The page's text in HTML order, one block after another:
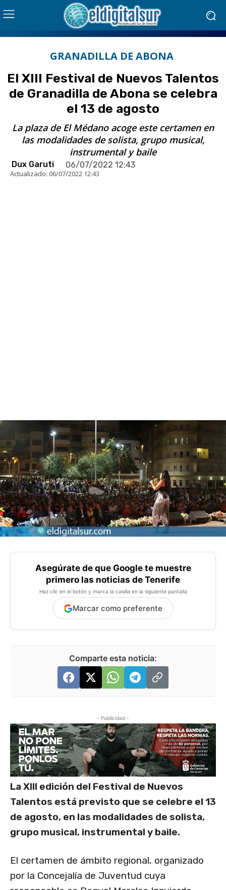
GRANADILLA DE ABONA
El XIII Festival de Nuevos Talentos
de Granadilla de Abona se celebra
el 13 de agosto
La plaza de El Médano acoge este certamen en
las modalidades de solista, grupo musical,
instrumental y baile
Dux Garuti 06/07/2022 12:43
Actualizado: 06/07/2022 12:43
Asegúrate de que Google te muestre
primero las noticias de Tenerife
Haz clic en el botón y marca la casilla en la siguiente pantalla
Marcar como preferente
Comparte esta noticia:
- Publicidad -
La XIII edición del Festival de Nuevos
Talentos está previsto que se celebre el 13
de agosto, en las modalidades de solista,
grupo musical, instrumental y baile.
El certamen de ámbito regional, organizado
por la Concejalía de Juventud cuya